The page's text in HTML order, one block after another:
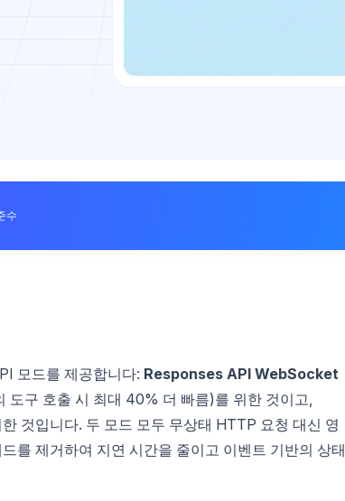
수
모드를 제공합니다: Responses API WebSocket
구 호출 시 최대 40% 더 빠름)를 위한 것이고,
것입니다. 두 모드 모두 무상태 HTTP 요청 대신 영
를 제거하여 지연 시간을 줄이고 이벤트 기반의 상태